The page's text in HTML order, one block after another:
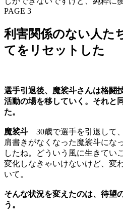
PAGE 3
利害関係のない人た
てをリセットした
選手引退後、魔裟斗さんは格闘
活動の場を移していく。それと
た。
魔裟斗 30歳で選手を引退して
肩書きがなくなった魔裟斗にな
したね。どういう風に生きてい
変化しなきゃいけないけど、変
いて。
そんな状況を変えたのは、待望
う。